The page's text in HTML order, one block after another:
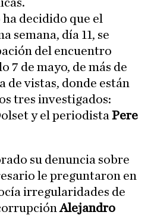
decidido que el
semana, día 11, se
del encuentro
7 de mayo, de más de
de vistas, donde están
tres investigados:
y el periodista Pere
su denuncia sobre
le preguntaron en
irregularidades de
Alejandro